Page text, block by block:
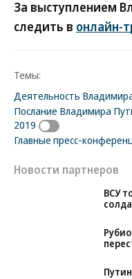
За выступлением
следить в онлайн-
Темы:
Деятельность
Послание Владимира
2019
Главные пресс-
Новости партнеров
ВСУ